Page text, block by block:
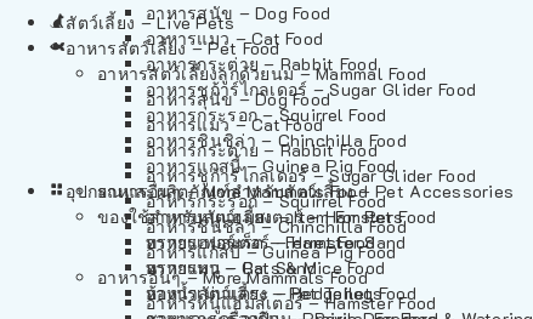
สัตว์เลี้ยง – Live Pets
อาหารสัตว์เลี้ยง – Pet Food
อาหารสัตว์เลี้ยงลูกด้วยนม – Mammal Food
อาหารสุนัข – Dog Food
อาหารแมว – Cat Food
อาหารกระต่าย – Rabbit Food
อาหารชูก้าร์ไกลเดอร์ – Sugar Glider Food
อาหารกระรอก – Squirrel Food
อาหารชินชิล่า – Chinchilla Food
อาหารแกสบี้ – Guinea Pig Food
อาหารอื่นๆ – More Mammals Food
อาหารหนูแฮมสเตอร์ – Hamster Food
อาหารสุนัข – Dog Food
อาหารแมว – Cat Food
อาหารกระต่าย – Rabbit Food
อาหารชูก้าร์ไกลเดอร์ – Sugar Glider Food
อาหารกระรอก – Squirrel Food
อาหารชินชิล่า – Chinchilla Food
อาหารแกสบี้ – Guinea Pig Food
อาหารอื่นๆ – More Mammals Food
อาหารหนูแฮมสเตอร์ – Hamster Food
อาหารเฟอร์เร็ต – Ferret Food
อาหารหนู – Rats & Mice Food
อาหารเม่นแคระ – Hedgehog Food
อุปกรณและผลิตภัณฑ์สำหรับสัตว์เลี้ยง – Pet Accessories
ของใช้สำหรับสัตว์เลี้ยง – Item For Pets
ทรายแฮมสเตอร์ – Hamster Sand
ทรายแมว – Cat Sand
ห้องน้ำสัตว์เลี้ยง – Pet Toilets